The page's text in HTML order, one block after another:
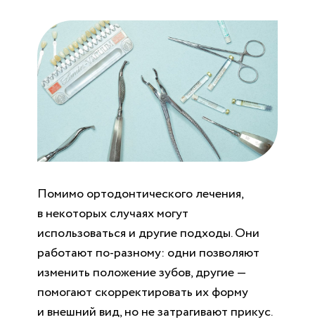
Помимо ортодонтического лечения,
в некоторых случаях могут
использоваться и другие подходы. Они
работают по-разному: одни позволяют
изменить положение зубов, другие —
помогают скорректировать их форму
и внешний вид, но не затрагивают прикус.